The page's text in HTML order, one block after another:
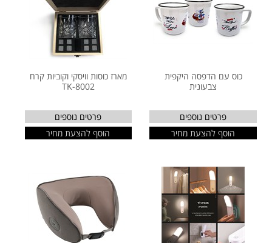
כוס עם הדפסה היקפית
צבעונית
פרטים נוספים
הוסף להצעת מחיר
מארז כוסות וויסקי וקוביות קרח
TK-8002
פרטים נוספים
הוסף להצעת מחיר